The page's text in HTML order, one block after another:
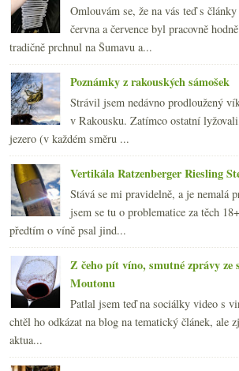
Omlouvám se, že na vás teď s
června a července byl pracovně
tradičně prchnul na Šumavu a...
Poznámky z rakouských sámošek
Strávil jsem nedávno prodloužený
v Rakousku. Zatímco ostatní
jezero (v každém směru ...
Vertikála Ratzenberger Riesling
Stává se mi pravidelně, a je nemalá
jsem se tu o problematice za těch
předtím o víně psal jind...
Z čeho pít víno, smutné zprávy ze
Moutonu
Patlal jsem teď na sociálky video s
chtěl ho odkázat na blog na tematický článek, ale
aktua...